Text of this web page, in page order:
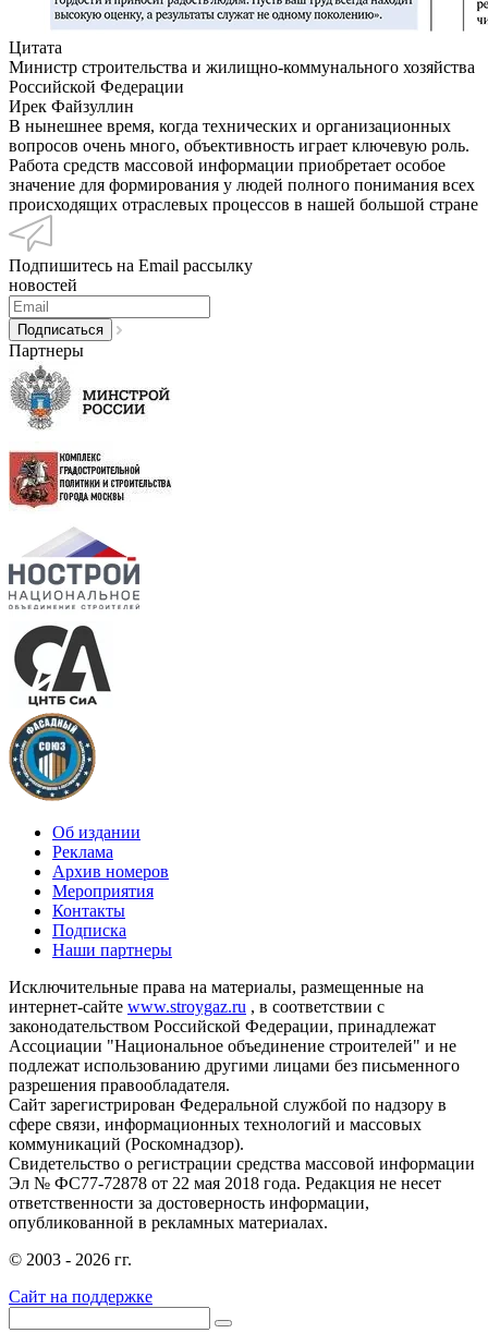
Цитата
Министр строительства и жилищно-коммунального хозяйства
Российской Федерации
Ирек Файзуллин
В нынешнее время, когда технических и организационных
вопросов очень много, объективность играет ключевую роль.
Работа средств массовой информации приобретает особое
значение для формирования у людей полного понимания всех
происходящих отраслевых процессов в нашей большой стране
Подпишитесь на Email рассылку
новостей
Партнеры
Об издании
Реклама
Архив номеров
Мероприятия
Контакты
Подписка
Наши партнеры
Исключительные права на материалы, размещенные на
интернет-сайте www.stroygaz.ru , в соответствии с
законодательством Российской Федерации, принадлежат
Ассоциации "Национальное объединение строителей" и не
подлежат использованию другими лицами без письменного
разрешения правообладателя.
Сайт зарегистрирован Федеральной службой по надзору в
сфере связи, информационных технологий и массовых
коммуникаций (Роскомнадзор).
Свидетельство о регистрации средства массовой информации
Эл № ФС77-72878 от 22 мая 2018 года. Редакция не несет
ответственности за достоверность информации,
опубликованной в рекламных материалах.
© 2003 - 2026 гг.
Сайт на поддержке